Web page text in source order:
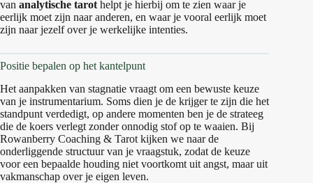
van analytische tarot helpt je hierbij om te zien waar je
eerlijk moet zijn naar anderen, en waar je vooral eerlijk moet
zijn naar jezelf over je werkelijke intenties.
Positie bepalen op het kantelpunt
Het aanpakken van stagnatie vraagt om een bewuste keuze
van je instrumentarium. Soms dien je de krijger te zijn die het
standpunt verdedigt, op andere momenten ben je de strateeg
die de koers verlegt zonder onnodig stof op te waaien. Bij
Rowanberry Coaching & Tarot kijken we naar de
onderliggende structuur van je vraagstuk, zodat de keuze
voor een bepaalde houding niet voortkomt uit angst, maar uit
vakmanschap over je eigen leven.